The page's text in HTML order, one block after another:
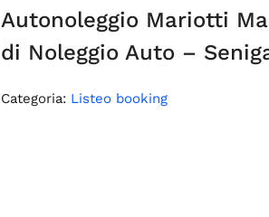
Autonoleggio Mariotti
di Noleggio Auto –
Categoria: Listeo booking